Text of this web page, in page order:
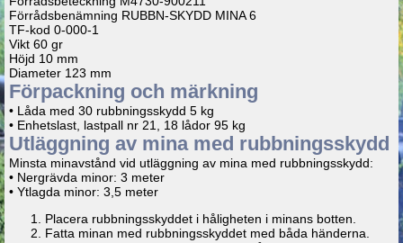
Förrådsbenämning RUBBN-SKYDD MINA 6
TF-kod 0-000-1
Vikt 60 gr
Höjd 10 mm
Diameter 123 mm
Förpackning och märkning
• Låda med 30 rubbningsskydd 5 kg
• Enhetslast, lastpall nr 21, 18 lådor 95 kg
Utläggning av mina med rubbningsskydd
Minsta minavstånd vid utläggning av mina med rubbningsskydd:
• Nergrävda minor: 3 meter
• Ytlagda minor: 3,5 meter
Placera rubbningsskyddet i håligheten i minans botten.
Fatta minan med rubbningsskyddet med båda händerna.